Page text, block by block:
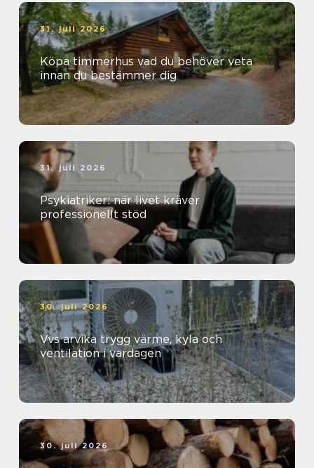
31. juli 2026
Köpa timmerhus vad du behöver veta
innan du bestämmer dig
31. juli 2026
Psykiatriker: när livet kräver
professionellt stöd
30. juli 2026
Vvs arvika trygg värme, kyla och
ventilation i vardagen
30. juli 2026